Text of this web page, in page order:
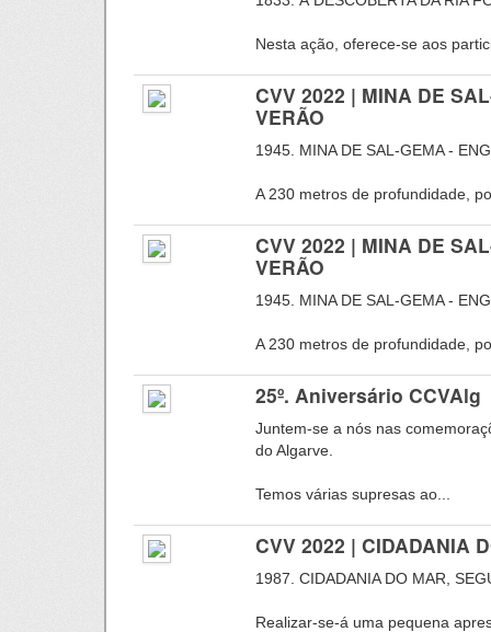
Nesta ação, oferece-se aos
CVV 2022 | MINA DE
VERÃO
1945. MINA DE SAL-GEMA -
A 230 metros de profundidade,
CVV 2022 | MINA DE
VERÃO
1945. MINA DE SAL-GEMA -
A 230 metros de profundidade,
25º. Aniversário CCVAlg
Juntem-se a nós nas
do Algarve.
Temos várias supresas ao...
CVV 2022 | CIDADANIA
1987. CIDADANIA DO MAR,
Realizar-se-á uma pequena